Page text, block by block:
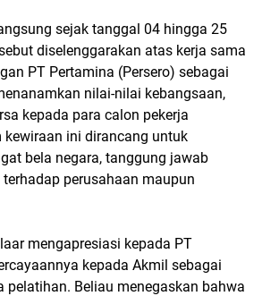
sejak tanggal 04 hingga 25
diselenggarakan atas kerja sama
PT Pertamina (Persero) sebagai
nilai-nilai kebangsaan,
kepada para calon pekerja
kewiraan ini dirancang untuk
bela negara, tanggung jawab
perusahaan maupun
mengapresiasi kepada PT
kepada Akmil sebagai
pelatihan. Beliau menegaskan bahwa